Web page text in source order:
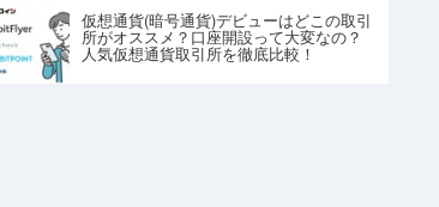
仮想通貨(暗号通貨)デビューはどこの取引
所がオススメ？口座開設って大変なの？
人気仮想通貨取引所を徹底比較！